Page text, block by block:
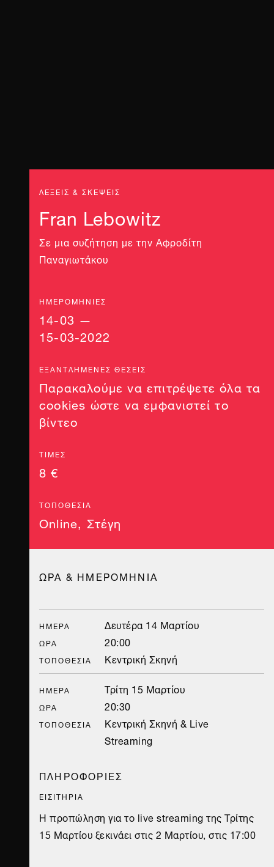
ΛΕΞΕΙΣ & ΣΚΕΨΕΙΣ
Fran Lebowitz
Σε μια συζήτηση με την Αφροδίτη
Παναγιωτάκου
ΗΜΕΡΟΜΗΝΊΕΣ
14-03 —
15-03-2022
ΕΞΑΝΤΛΗΜΈΝΕΣ ΘΈΣΕΙΣ
Παρακαλούμε να επιτρέψετε όλα τα
cookies ώστε να εμφανιστεί το
βίντεο
ΤΙΜΈΣ
8 €
ΤΟΠΟΘΕΣΊΑ
Online, Στέγη
ΩΡΑ & ΗΜΕΡΟΜΗΝΙΑ
ΗΜΈΡΑ Δευτέρα 14 Μαρτίου
ΏΡΑ 20:00
ΤΟΠΟΘΕΣΊΑ Κεντρική Σκηνή
ΗΜΈΡΑ Τρίτη 15 Μαρτίου
ΏΡΑ 20:30
ΤΟΠΟΘΕΣΊΑ
Κεντρική Σκηνή & Live
Streaming
ΠΛΗΡΟΦΟΡΙΕΣ
ΕΙΣΙΤΗΡΙΑ
Η προπώληση για το live streaming της Τρίτης
15 Μαρτίου ξεκινάει στις 2 Μαρτίου, στις 17:00